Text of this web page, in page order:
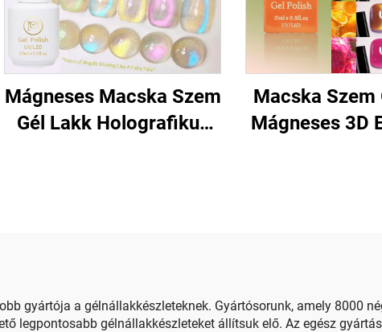
Mágneses Macska Szem
Gél Lakk Holografikus
Macska Szem
Mágneses 3D
gyártója a gélnállakkészleteknek. Gyártósorunk, amely 8000
legpontosabb gélnállakkészleteket állítsuk elő. Az egész